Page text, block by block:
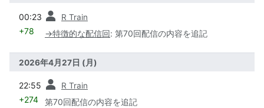
00:23 R Train
+78 →特徴的な配信回: 第70回配信の内容を追記
2026年4月27日 (月)
22:55 R Train
+274 第70回配信の内容を追記